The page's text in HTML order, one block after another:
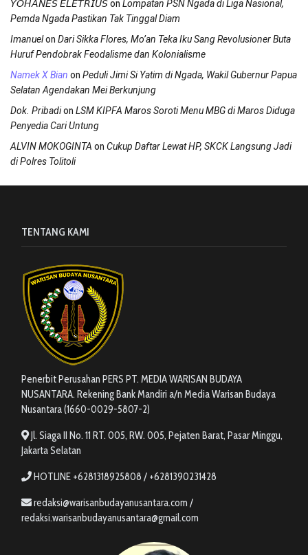
𝘠𝘖𝘏𝘈𝘕𝘌𝘚 𝘌𝘓𝘌𝘛𝘙𝘐𝘜𝘚on Lompatan PSN Ngada di Liga Nasional,
Pemda Ngada Pastikan Tak Tinggal Diam
Imanuelon Dari Sikka Flores, Mo’an Teka Iku Sang Revolusioner Buta
Huruf Pendobrak Feodalisme dan Kolonialisme
Namek X Bian on Peduli Jimi Si Yatim di Ngada, Wakil Gubernur Papua
Selatan Agendakan Mei Berkunjung
Dok. Pribadion LSM KIPFA Maros Soroti Menu MBG di Maros Diduga
Penyedia Cari Untung
ALVIN MOKOGINTA on Cukup Daftar Lewat HP, SKCK Langsung Jadi
di Polres Tolitoli
TENTANG KAMI
Penerbit Perusahan PERS PT. MEDIA WARISAN BUDAYA
NUSANTARA. Rekening Bank Mandiri a/n Media Warisan Budaya
Nusantara (1660-0029-5807-2)
Jl. Siaga II No. 11 RT. 005, RW. 005, Pejaten Barat, Pasar Minggu,
Jakarta Selatan
HOTLINE +6281318925808 / +6281390231428
redaksi@warisanbudayanusantara.com /
redaksi.warisanbudayanusantara@gmail.com